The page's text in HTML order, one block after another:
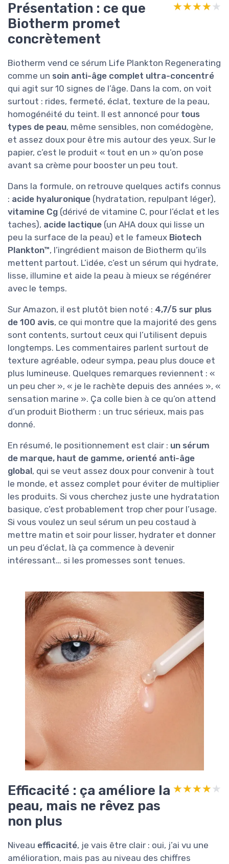
Présentation : ce que
Biotherm promet
concrètement
★★★★★
★★★★★
Biotherm vend ce sérum Life Plankton Regenerating
comme un soin anti-âge complet ultra-concentré
qui agit sur 10 signes de l’âge. Dans la com, on voit
surtout : rides, fermeté, éclat, texture de la peau,
homogénéité du teint. Il est annoncé pour tous
types de peau, même sensibles, non comédogène,
et assez doux pour être mis autour des yeux. Sur le
papier, c’est le produit « tout en un » qu’on pose
avant sa crème pour booster un peu tout.
Dans la formule, on retrouve quelques actifs connus
: acide hyaluronique (hydratation, repulpant léger),
vitamine Cg (dérivé de vitamine C, pour l’éclat et les
taches), acide lactique (un AHA doux qui lisse un
peu la surface de la peau) et le fameux Biotech
Plankton™, l’ingrédient maison de Biotherm qu’ils
mettent partout. L’idée, c’est un sérum qui hydrate,
lisse, illumine et aide la peau à mieux se régénérer
avec le temps.
Sur Amazon, il est plutôt bien noté : 4,7/5 sur plus
de 100 avis, ce qui montre que la majorité des gens
sont contents, surtout ceux qui l’utilisent depuis
longtemps. Les commentaires parlent surtout de
texture agréable, odeur sympa, peau plus douce et
plus lumineuse. Quelques remarques reviennent : «
un peu cher », « je le rachète depuis des années », «
sensation marine ». Ça colle bien à ce qu’on attend
d’un produit Biotherm : un truc sérieux, mais pas
donné.
En résumé, le positionnement est clair : un sérum
de marque, haut de gamme, orienté anti-âge
global, qui se veut assez doux pour convenir à tout
le monde, et assez complet pour éviter de multiplier
les produits. Si vous cherchez juste une hydratation
basique, c’est probablement trop cher pour l’usage.
Si vous voulez un seul sérum un peu costaud à
mettre matin et soir pour lisser, hydrater et donner
un peu d’éclat, là ça commence à devenir
intéressant… si les promesses sont tenues.
Efficacité : ça améliore la
peau, mais ne rêvez pas
non plus
★★★★★
★★★★★
Niveau efficacité, je vais être clair : oui, j’ai vu une
amélioration, mais pas au niveau des chiffres